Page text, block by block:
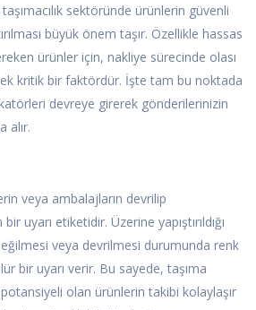
sektöründe ürünlerin güvenli
büyük önem taşır. Özellikle hassas
ürünler için, nakliye sürecinde olası
kritik bir faktördür. İşte tam bu noktada
devreye girerek gönderilerinizin
alır.
veya ambalajların devrilip
uyarı etiketidir. Üzerine yapıştırıldığı
veya devrilmesi durumunda renk
bir uyarı verir. Bu sayede, taşıma
olan ürünlerin takibi kolaylaşır